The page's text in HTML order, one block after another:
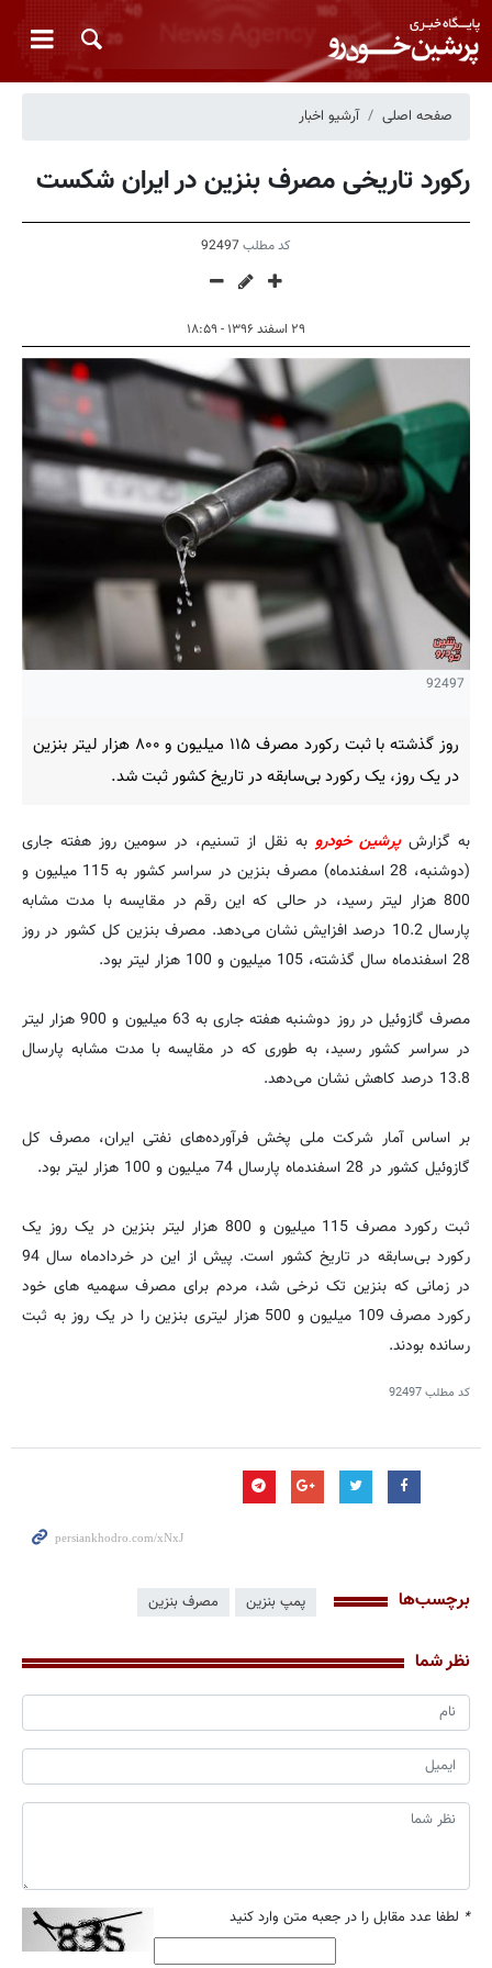
صفحه اصلی آرشیو اخبار
رکورد تاریخی مصرف بنزین در ایران شکست
کد مطلب 92497
۲۹ اسفند ۱۳۹۶ - ۱۸:۵۹
92497
روز گذشته با ثبت رکورد مصرف ۱۱۵ میلیون و ۸۰۰ هزار لیتر بنزین
در یک روز، یک رکورد بی‌سابقه در تاریخ کشور ثبت شد.
به گزارشپرشین خودرو به نقل از تسنیم، در سومین روز هفته جاری
(دوشنبه، 28 اسفندماه) مصرف بنزین در سراسر کشور به 115 میلیون و
800 هزار لیتر رسید، در حالی که این رقم در مقایسه با مدت مشابه
پارسال 10.2 درصد افزایش نشان می‌دهد. مصرف بنزین کل کشور در روز
28 اسفندماه سال گذشته، 105 میلیون و 100 هزار لیتر بود.
مصرف گازوئیل در روز دوشنبه هفته جاری به 63 میلیون و 900 هزار لیتر
در سراسر کشور رسید، به طوری که در مقایسه با مدت مشابه پارسال
13.8 درصد کاهش نشان می‌دهد.
بر اساس آمار شرکت ملی پخش فرآورده‌های نفتی ایران، مصرف کل
گازوئیل کشور در 28 اسفندماه پارسال 74 میلیون و 100 هزار لیتر بود.
ثبت رکورد مصرف 115 میلیون و 800 هزار لیتر بنزین در یک روز یک
رکورد بی‌سابقه در تاریخ کشور است. پیش از این در خردادماه سال 94
در زمانی که بنزین تک نرخی شد، مردم برای مصرف سهمیه های خود
رکورد مصرف 109 میلیون و 500 هزار لیتری بنزین را در یک روز به ثبت
رسانده بودند.
کد مطلب92497
برچسب‌ها پمپ بنزین مصرف بنزین
نظر شما
* لطفا عدد مقابل را در جعبه متن وارد کنید